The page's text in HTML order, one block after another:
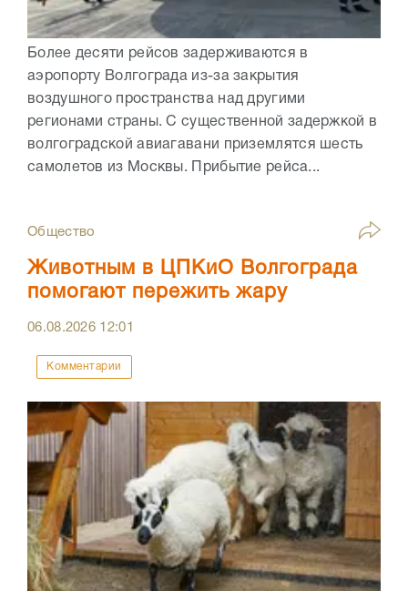
Более десяти рейсов задерживаются в
аэропорту Волгограда из-за закрытия
воздушного пространства над другими
регионами страны. С существенной задержкой в
волгоградской авиагавани приземлятся шесть
самолетов из Москвы. Прибытие рейса...
Общество
Животным в ЦПКиО Волгограда
помогают пережить жару
06.08.2026 12:01
Комментарии